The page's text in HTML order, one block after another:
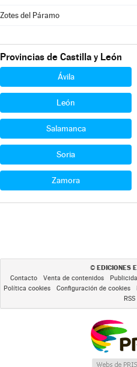
Zotes del Páramo
Provincias de Castilla y León
Ávila
León
Salamanca
Soria
Zamora
© EDICIONES
Contacto Venta de contenidos
Política cookies
Configuración de cookies
RSS